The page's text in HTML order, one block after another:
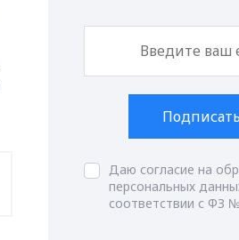
Даю согласие на
персональных
соответствии с ФЗ